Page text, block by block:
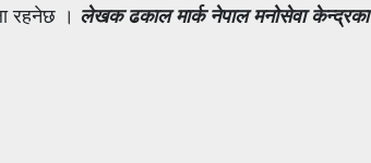
रहनेछ । लेखक ढकाल मार्क नेपाल मनोसेवा